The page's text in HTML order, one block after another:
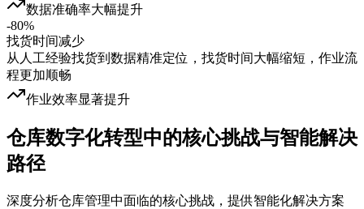
数据准确率大幅提升
-80%
找货时间减少
从人工经验找货到数据精准定位，找货时间大幅缩短，作业流
程更加顺畅
作业效率显著提升
仓库数字化转型中的核心挑战与智能解决
路径
深度分析仓库管理中面临的核心挑战，提供智能化解决方案